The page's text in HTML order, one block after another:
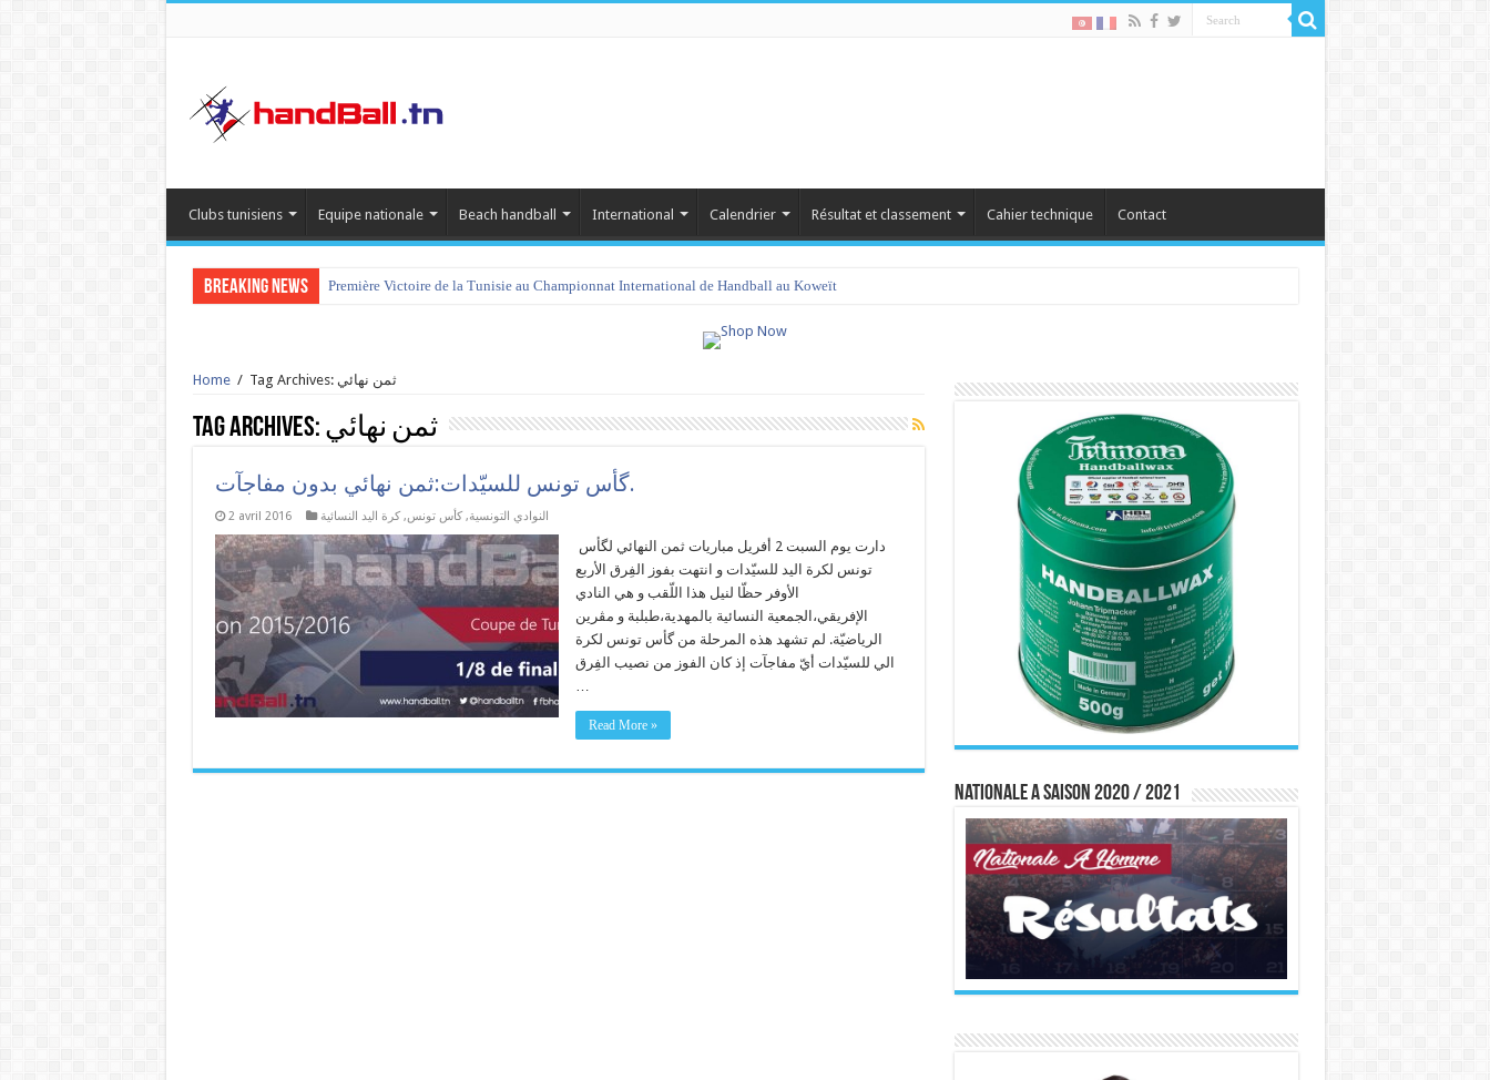
Clubs tunisiens Equipe nationale Beach handball International Calendrier Résultat et classement Cahier technique Contact
Breaking News Première Victoire de la Tunisie au Championnat International de Handball au Koweït
Home / Tag Archives: ثمن نهائي
Tag Archives: ثمن نهائي
گأس تونس للسيّدات:ثمن نهائي بدون مفاجآت.
2 avril 2016 النوادي التونسية,كأس تونس,كرة اليد النسائية
تونس لكرة اليد للسيّدات و انتهت بفوز الفِرق الأربع
الأوفر حظّا لنيل هذا اللّقب و هي النادي
الإفريقي،الجمعية النسائية بالمهدية،طبلبة و مڨرين
الرياضيّة. لم تشهد هذه المرحلة من گأس تونس لكرة
الي للسيّدات أيّ مفاجآت إذ كان الفوز من نصيب الفِرق
…
Read More »
Nationale A saison 2020 / 2021